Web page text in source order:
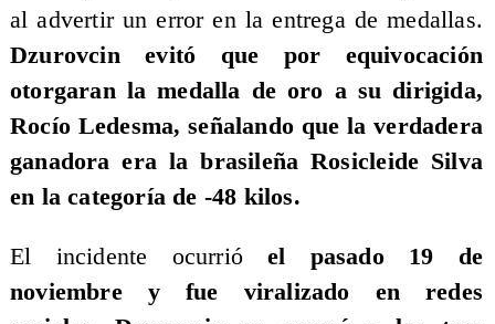
al advertir un error en la entrega de medallas.
Dzurovcin evitó que por equivocación
otorgaran la medalla de oro a su dirigida,
Rocío Ledesma, señalando que la verdadera
ganadora era la brasileña Rosicleide Silva
en la categoría de -48 kilos.
El incidente ocurrióel pasado 19 de
noviembre y fue viralizado en redes